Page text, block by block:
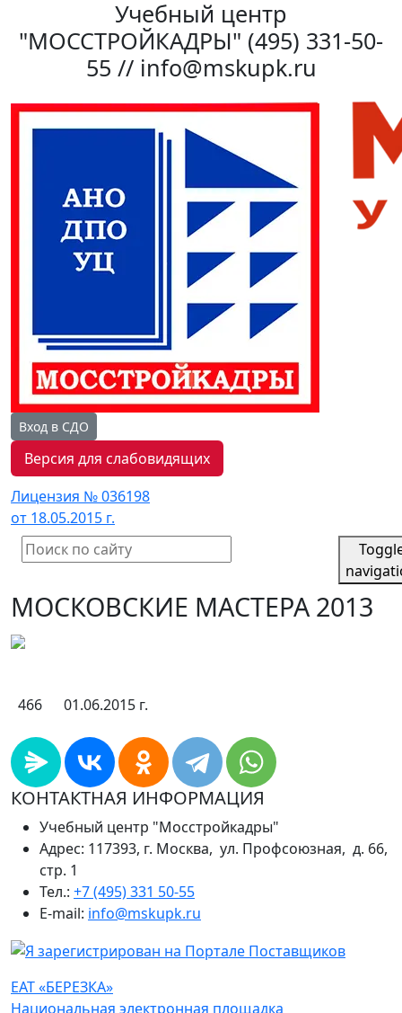
Учебный центр
"МОССТРОЙКАДРЫ" (495) 331-50-
55 // info@mskupk.ru
Вход в СДО
Версия для слабовидящих
Лицензия № 036198
от 18.05.2015 г.
МОСКОВСКИЕ МАСТЕРА 2013
466 01.06.2015 г.
КОНТАКТНАЯ ИНФОРМАЦИЯ
Учебный центр "Мосстройкадры"
Адрес: 117393, г. Москва, ул. Профсоюзная, д. 66,
стр. 1
Тел.: +7 (495) 331 50-55
E-mail: info@mskupk.ru
ЕАТ «БЕРЕЗКА»
Национальная электронная площадка